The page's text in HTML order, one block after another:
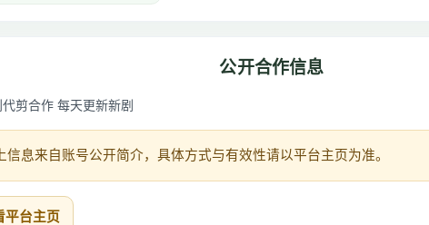
公开合作信息
剪合作 每天更新新剧
信息来自账号公开简介，具体方式与有效性请以平台主页为准。
平台主页